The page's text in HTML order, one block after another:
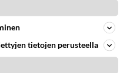
tietojen perusteella